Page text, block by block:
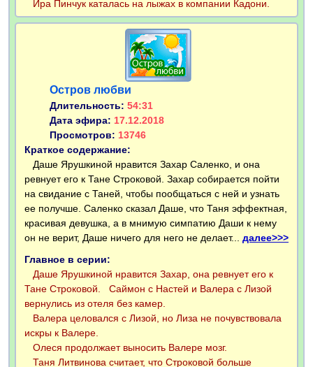
Ира Пинчук каталась на лыжах в компании Кадони.
Остров любви
Длительность: 54:31
Дата эфира: 17.12.2018
Просмотров: 13746
Краткое содержание:
Даше Ярушкиной нравится Захар Саленко, и она
ревнует его к Тане Строковой. Захар собирается пойти
на свидание с Таней, чтобы пообщаться с ней и узнать
ее получше. Саленко сказал Даше, что Таня эффектная,
красивая девушка, а в мнимую симпатию Даши к нему
он не верит, Даше ничего для него не делает... далее>>>
Главное в серии:
Даше Ярушкиной нравится Захар, она ревнует его к
Тане Строковой. Саймон с Настей и Валера с Лизой
вернулись из отеля без камер.
Валера целовался с Лизой, но Лиза не почувствовала
искры к Валере.
Олеся продолжает выносить Валере мозг.
Таня Литвинова считает, что Строковой больше